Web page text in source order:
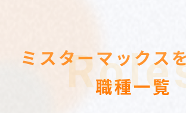
ミスターマックス
職種一覧